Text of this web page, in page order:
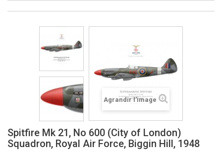
Agrandir l'image
Spitfire Mk 21, No 600 (City of London)
Squadron, Royal Air Force, Biggin Hill, 1948